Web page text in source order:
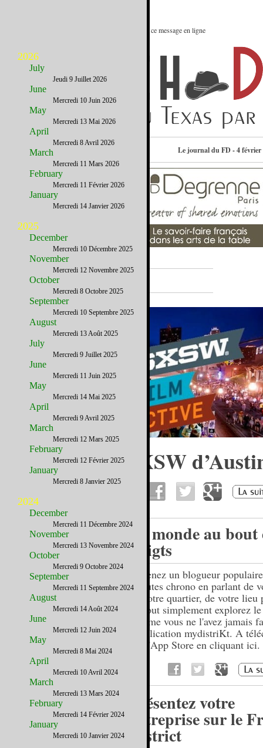
Le meilleur des Etats-Unis : Voir ce message en ligne
Consulter l’annuaire Le journal du FD - 4 février
A la Une
Les Festivals SXSW
Le monde au bout
doigts
Devenez un blogueur
minutes chrono en parlant de
de votre quartier, de votre lieu
ou tout simplement explorez
comme vous ne l'avez jamais
l'application mydistriKt. A
sur l'App Store en cliquant ici.
Présentez votre
entreprise sur le
District
2026
July
Jeudi 9 Juillet 2026
June
Mercredi 10 Juin 2026
May
Mercredi 13 Mai 2026
April
Mercredi 8 Avril 2026
March
Mercredi 11 Mars 2026
February
Mercredi 11 Février 2026
January
Mercredi 14 Janvier 2026
2025
December
Mercredi 10 Décembre 2025
November
Mercredi 12 Novembre 2025
October
Mercredi 8 Octobre 2025
September
Mercredi 10 Septembre 2025
August
Mercredi 13 Août 2025
July
Mercredi 9 Juillet 2025
June
Mercredi 11 Juin 2025
May
Mercredi 14 Mai 2025
April
Mercredi 9 Avril 2025
March
Mercredi 12 Mars 2025
February
Mercredi 12 Février 2025
January
Mercredi 8 Janvier 2025
2024
December
Mercredi 11 Décembre 2024
November
Mercredi 13 Novembre 2024
October
Mercredi 9 Octobre 2024
September
Mercredi 11 Septembre 2024
August
Mercredi 14 Août 2024
June
Mercredi 12 Juin 2024
May
Mercredi 8 Mai 2024
April
Mercredi 10 Avril 2024
March
Mercredi 13 Mars 2024
February
Mercredi 14 Février 2024
January
Mercredi 10 Janvier 2024